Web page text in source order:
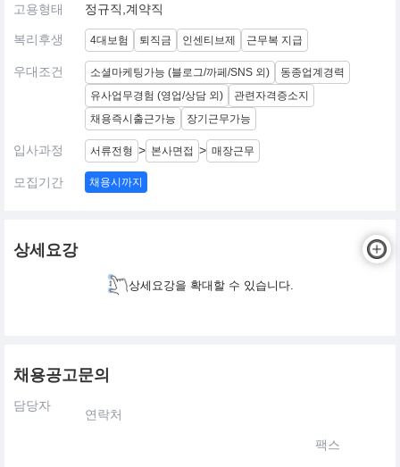
고용형태 정규직,계약직
복리후생 4대보험 퇴직금 인센티브제 근무복 지급
우대조건 소셜마케팅가능 (블로그/까페/SNS 외)
동종업계경력
유사업무경험 (영업/상담 외)
관련자격증소지
채용즉시출근가능
장기근무가능
입사과정 서류전형 > 본사면접 > 매장근무
모집기간 채용시까지
상세요강
상세요강을 확대할 수 있습니다.
채용공고문의
담당자
연락처
팩스